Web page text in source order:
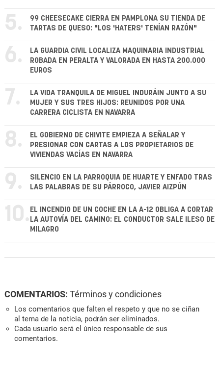
5.
99 CHEESECAKE CIERRA EN PAMPLONA SU TIENDA DE
TARTAS DE QUESO: "LOS 'HATERS' TENÍAN RAZÓN"
6.
LA GUARDIA CIVIL LOCALIZA MAQUINARIA INDUSTRIAL
ROBADA EN PERALTA Y VALORADA EN HASTA 200.000
EUROS
7.
LA VIDA TRANQUILA DE MIGUEL INDURÁIN JUNTO A SU
MUJER Y SUS TRES HIJOS: REUNIDOS POR UNA
CARRERA CICLISTA EN NAVARRA
8.
EL GOBIERNO DE CHIVITE EMPIEZA A SEÑALAR Y
PRESIONAR CON CARTAS A LOS PROPIETARIOS DE
VIVIENDAS VACÍAS EN NAVARRA
9.
SILENCIO EN LA PARROQUIA DE HUARTE Y ENFADO TRAS
LAS PALABRAS DE SU PÁRROCO, JAVIER AIZPÚN
10. EL INCENDIO DE UN COCHE EN LA A-12 OBLIGA A CORTAR
LA AUTOVÍA DEL CAMINO: EL CONDUCTOR SALE ILESO DE
MILAGRO
COMENTARIOS: Términos y condiciones
Los comentarios que falten el respeto y que no se ciñan
al tema de la noticia, podrán ser eliminados.
Cada usuario será el único responsable de sus
comentarios.